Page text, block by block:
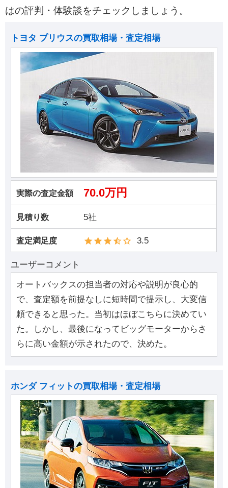
はの評判・体験談をチェックしましょう。
トヨタ プリウスの買取相場・査定相場
実際の査定金額 70.0万円
見積り数 5社
査定満足度 3.5
ユーザーコメント
オートバックスの担当者の対応や説明が良心的
で、査定額を前提なしに短時間で提示し、大変信
頼できると思った。当初はほぼこちらに決めてい
た。しかし、最後になってビッグモーターからさ
らに高い金額が示されたので、決めた。
ホンダ フィットの買取相場・査定相場